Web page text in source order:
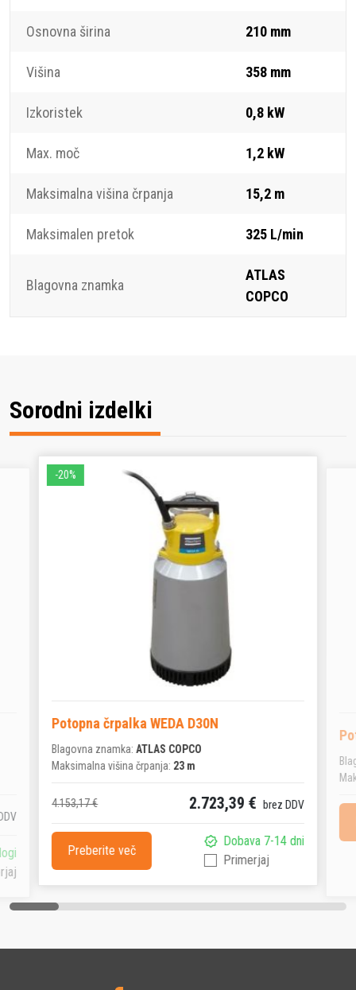
Osnovna širina 210 mm
Višina 358 mm
Izkoristek 0,8 kW
Max. moč 1,2 kW
Maksimalna višina črpanja 15,2 m
Maksimalen pretok 325 L/min
Blagovna znamka
ATLAS
COPCO
Sorodni izdelki
Potopna črpalka WEDA D30N
Blagovna znamka:ATLAS COPCO
Maksimalna višina črpanja:23 m
4.153,17 € 2.723,39 € brez DDV
Preberite več
Dobava 7-14 dni
Primerjaj
-20%